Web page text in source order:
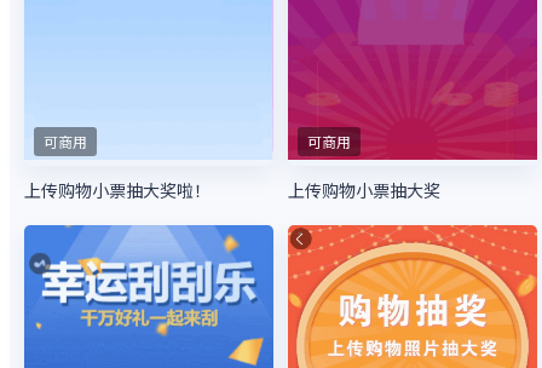
可商用
上传购物小票抽大奖啦！
可商用
上传购物小票抽大奖